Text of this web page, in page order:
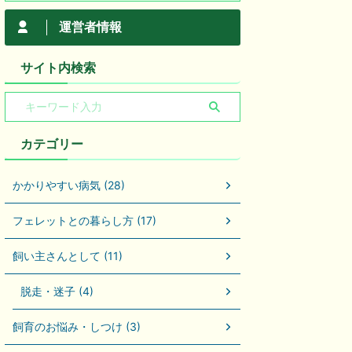
運営者情報
サイト内検索
カテゴリー
かかりやすい病気 (28)
フェレットとの暮らし方 (17)
飼い主さんとして (11)
脱走・迷子 (4)
飼育のお悩み・しつけ (3)